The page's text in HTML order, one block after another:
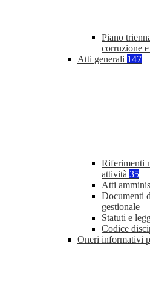
Piano
corruzione
Atti generali 147
Riferimenti
attività 35
Atti
Documenti
gestionale
Statuti e
Codice
Oneri informativi